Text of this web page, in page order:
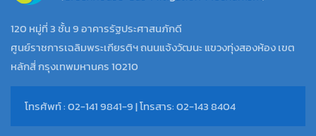
120 หมู่ที่ 3 ชั้น 9 อาคารรัฐประศาสนภักดี
ศูนย์ราชการเฉลิมพระเกียรติฯ ถนนแจ้งวัฒนะ แขวงทุ่งสองห้อง เขต
หลักสี่ กรุงเทพมหานคร 10210
โทรศัพท์ : 02-141 9841-9 | โทรสาร: 02-143 8404